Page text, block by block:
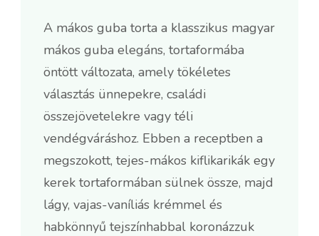
A mákos guba torta a klasszikus magyar
mákos guba elegáns, tortaformába
öntött változata, amely tökéletes
választás ünnepekre, családi
összejövetelekre vagy téli
vendégváráshoz. Ebben a receptben a
megszokott, tejes-mákos kiflikarikák egy
kerek tortaformában sülnek össze, majd
lágy, vajas-vaníliás krémmel és
habkönnyű tejszínhabbal koronázzuk